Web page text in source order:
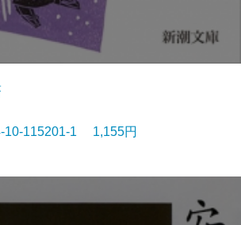
10-115201-1 1,155円